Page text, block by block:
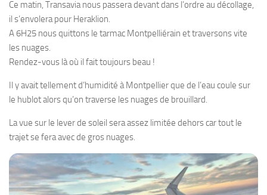
Ce matin, Transavia nous passera devant dans l’ordre au décollage,
il s’envolera pour Heraklion.
A 6H25 nous quittons le tarmac Montpelliérain et traversons vite
les nuages.
Rendez-vous là où il fait toujours beau !
Il y avait tellement d’humidité à Montpellier que de l’eau coule sur
le hublot alors qu’on traverse les nuages de brouillard.
La vue sur le lever de soleil sera assez limitée dehors car tout le
trajet se fera avec de gros nuages.